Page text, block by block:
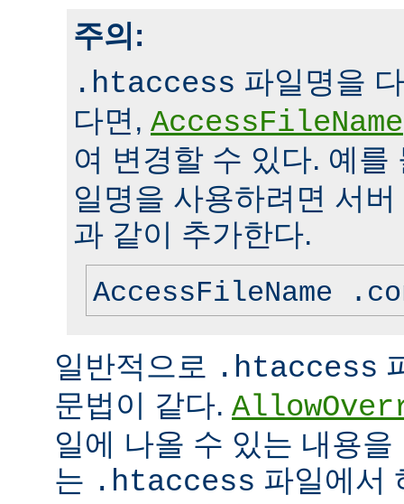
주의:
.htaccess 파일명을
다면, AccessFileName
여 변경할 수 있다. 예
일명을 사용하려면 서
과 같이 추가한다.
AccessFileName
일반적으로 .htaccess
문법이 같다.
일에 나올 수 있는 내용
는 .htaccess 파일에서